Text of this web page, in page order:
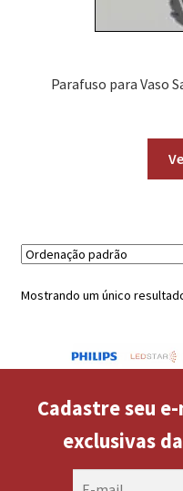
Parafuso para Vaso
Mostrando um único
Cadastre seu
exclusivas